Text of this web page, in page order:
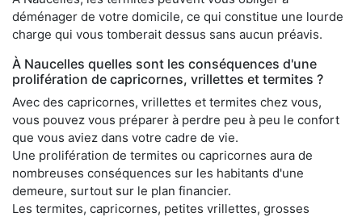
déménager de votre domicile, ce qui constitue une lourde
charge qui vous tomberait dessus sans aucun préavis.
À Naucelles quelles sont les conséquences d'une
prolifération de capricornes, vrillettes et termites ?
Avec des capricornes, vrillettes et termites chez vous,
vous pouvez vous préparer à perdre peu à peu le confort
que vous aviez dans votre cadre de vie.
Une prolifération de termites ou capricornes aura de
nombreuses conséquences sur les habitants d'une
demeure, surtout sur le plan financier.
Les termites, capricornes, petites vrillettes, grosses